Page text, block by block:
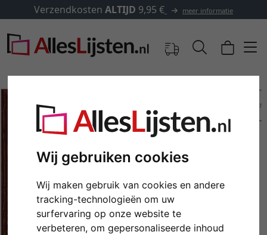
Wij gebruiken cookies
Wij maken gebruik van cookies en andere
tracking-technologieën om uw
surfervaring op onze website te
verbeteren, om gepersonaliseerde inhoud
Verzendkosten ALTIJD 9,95 € meer informatie
Terug